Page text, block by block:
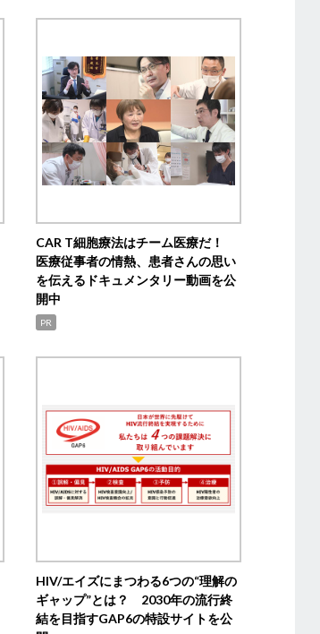
CAR T細胞療法はチーム医療だ！
医療従事者の情熱、患者さんの思い
を伝えるドキュメンタリー動画を公
開中
PR
HIV/エイズにまつわる6つの“理解の
ギャップ”とは？ 2030年の流行終
結を目指すGAP6の特設サイトを公